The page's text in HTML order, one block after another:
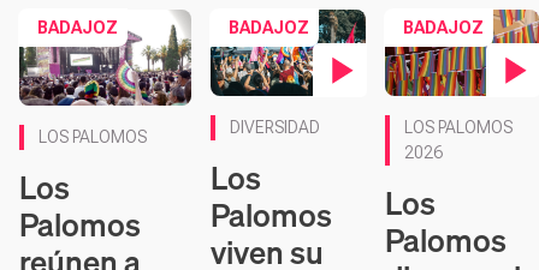
BADAJOZ
LOS PALOMOS
Los
Palomos
BADAJOZ
DIVERSIDAD
Los
Palomos
viven su
BADAJOZ
LOS PALOMOS
2026
Los
Palomos